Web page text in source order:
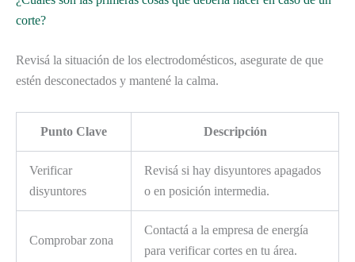
corte?
Revisá la situación de los electrodomésticos, asegurate de que
estén desconectados y mantené la calma.
Punto Clave Descripción
Verificar
disyuntores
Revisá si hay disyuntores apagados
o en posición intermedia.
Comprobar zona
Contactá a la empresa de energía
para verificar cortes en tu área.